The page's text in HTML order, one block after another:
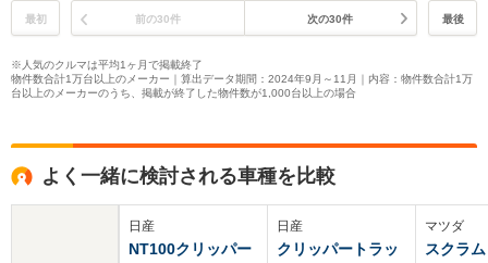
最初 前の30件 次の30件 最後
※人気のクルマは平均1ヶ月で掲載終了
物件数合計1万台以上のメーカー｜算出データ期間：2024年9月～11月｜内容：物件数合計1万
台以上のメーカーのうち、掲載が終了した物件数が1,000台以上の場合
よく一緒に検討される車種を比較
日産
NT100クリッパー
日産
クリッパートラッ
マツダ
スクラ